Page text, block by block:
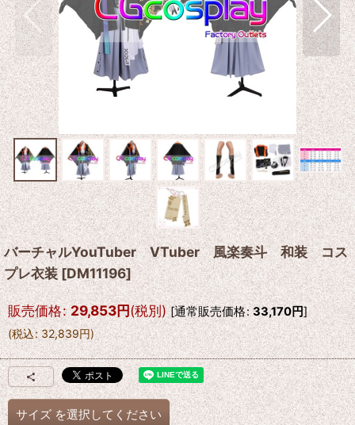
バーチャルYouTuber VTuber 風楽奏斗 和装 コス
プレ衣装[DM11196]
販売価格: 29,853円(税別) [通常販売価格: 33,170円]
(税込: 32,839円)
サイズ を選択してください